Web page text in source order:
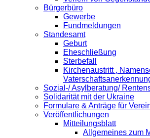
Bürgerbüro
Gewerbe
Fundmeldungen
Standesamt
Geburt
Eheschließung
Sterbefall
Kirchenaustritt ,
Sozial-/ Asylberatung/
Solidarität mit der Ukraine
Formulare & Anträge für
Veröffentlichungen
Mitteilungsblatt
Allgemeines zum